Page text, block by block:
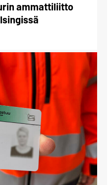
ammattiliitto